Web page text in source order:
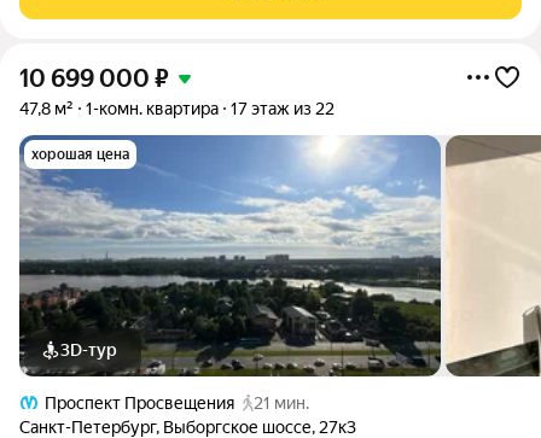
ванной комнатой. Самое приватное
10 699 000 ₽
47,8 м² 1-комн. квартира 17 этаж из 22
хорошая цена
3D-тур
Проспект Просвещения
21 мин.
Санкт-Петербург, Выборгское шоссе, 27к3